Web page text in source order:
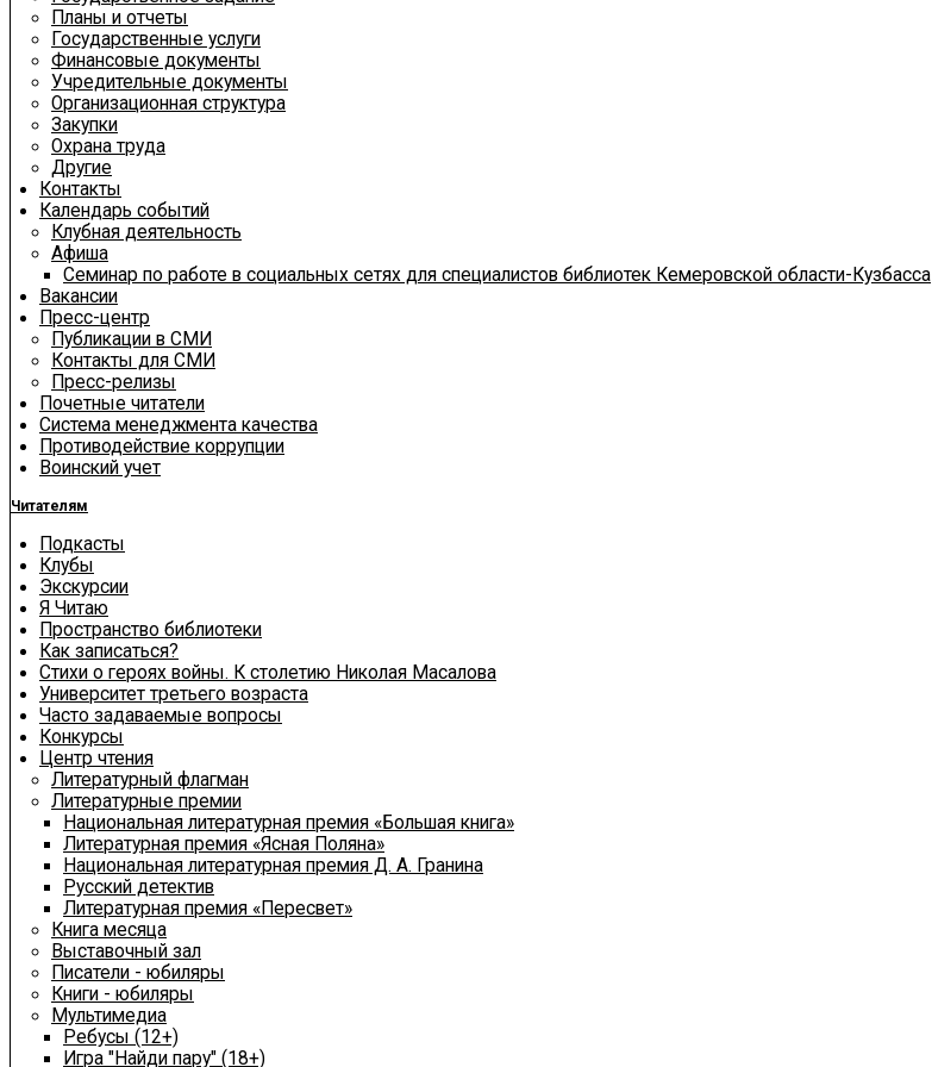
Планы и отчеты
Государственные услуги
Финансовые документы
Учредительные документы
Организационная структура
Закупки
Охрана труда
Другие
Контакты
Календарь событий
Клубная деятельность
Афиша
Семинар по работе в социальных сетях для специалистов библиотек Кемеровской области-Кузбасса
Вакансии
Пресс-центр
Публикации в СМИ
Контакты для СМИ
Пресс-релизы
Почетные читатели
Система менеджмента качества
Противодействие коррупции
Воинский учет
Читателям
Подкасты
Клубы
Экскурсии
Я Читаю
Пространство библиотеки
Как записаться?
Стихи о героях войны. К столетию Николая Масалова
Университет третьего возраста
Часто задаваемые вопросы
Конкурсы
Центр чтения
Литературный флагман
Литературные премии
Национальная литературная премия «Большая книга»
Литературная премия «Ясная Поляна»
Национальная литературная премия Д. А. Гранина
Русский детектив
Литературная премия «Пересвет»
Книга месяца
Выставочный зал
Писатели - юбиляры
Книги - юбиляры
Мультимедиа
Ребусы (12+)
Игра "Найди пару" (18+)